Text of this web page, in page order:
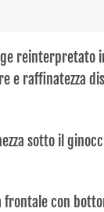
e raffinatezza
sotto il
frontale con